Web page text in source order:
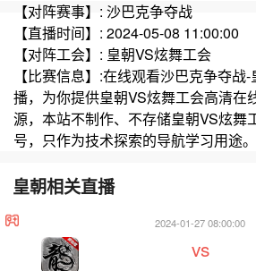
【对阵赛事】: 沙巴克争夺战
【直播时间】: 2024-05-08 11:00:00
【对阵工会】: 皇朝VS炫舞工会
【比赛信息】:在线观看沙巴克争夺战
播，为你提供皇朝VS炫舞工会高清在
源，本站不制作、不存储皇朝VS炫舞
号，只作为技术探索的导航学习用途。
皇朝相关直播
2024-01-27 08:00:00
vs